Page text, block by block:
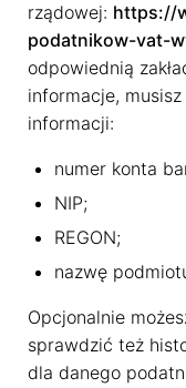
rządowej: https://
podatnikow-vat-
odpowiednią
informacje,
informacji:
numer konta
NIP;
REGON;
nazwę
Opcjonalnie
sprawdzić też
dla danego